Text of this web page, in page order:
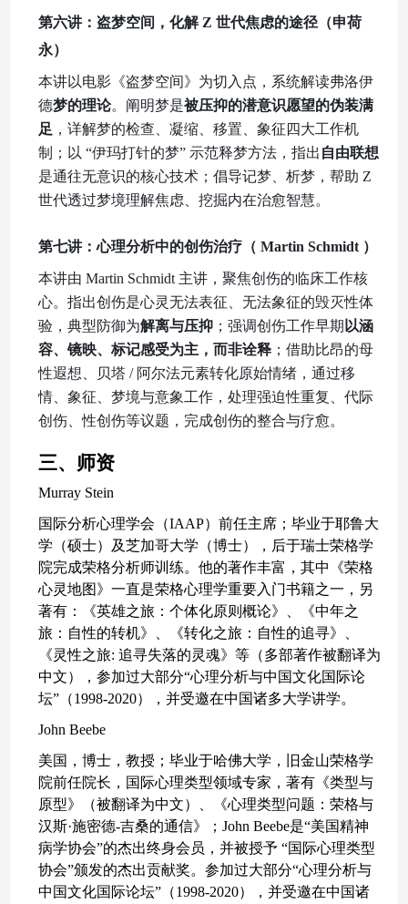
第六讲：盗梦空间，化解 Z 世代焦虑的途径 （申荷
永）
本讲以电影《盗梦空间》为切入点，系统解读弗洛伊
德梦的理论。阐明梦是被压抑的潜意识愿望的伪装满
足 ，详解梦的检查、凝缩、移置、象征四大工作机
制；以 “伊玛打针的梦” 示范释梦方法，指出 自由联想
是通往无意识的核心技术；倡导记梦、析梦，帮助 Z
世代透过梦境理解焦虑、挖掘内在治愈智慧。
第七讲：心理分析中的创伤治疗 （ Martin Schmidt ）
本讲由 Martin Schmidt 主讲，聚焦创伤的临床工作核
心。指出创伤是心灵无法表征、无法象征的毁灭性体
验，典型防御为解离与压抑 ；强调创伤工作早期 以涵
容、镜映、标记感受为主，而非诠释 ；借助比昂的母
性遐想、贝塔 / 阿尔法元素转化原始情绪，通过移
情、象征、梦境与意象工作，处理强迫性重复、代际
创伤、性创伤等议题，完成创伤的整合与疗愈。
三、师资
Murray Stein
国际分析心理学会（IAAP）前任主席；毕业于耶鲁大
学（硕士）及芝加哥大学（博士），后于瑞士荣格学
院完成荣格分析师训练。他的著作丰富，其中《荣格
心灵地图》一直是荣格心理学重要入门书籍之一，另
著有：《英雄之旅：个体化原则概论》、《中年之
旅：自性的转机》、《转化之旅：自性的追寻》、
《灵性之旅: 追寻失落的灵魂》等（多部著作被翻译为
中文），参加过大部分“心理分析与中国文化国际论
坛”（1998-2020），并受邀在中国诸多大学讲学。
John Beebe
美国，博士，教授；毕业于哈佛大学，旧金山荣格学
院前任院长，国际心理类型领域专家，著有《类型与
原型》（被翻译为中文）、《心理类型问题：荣格与
汉斯·施密德-吉桑的通信》；John Beebe是“美国精神
病学协会”的杰出终身会员，并被授予 “国际心理类型
协会”颁发的杰出贡献奖。参加过大部分“心理分析与
中国文化国际论坛”（1998-2020），并受邀在中国诸